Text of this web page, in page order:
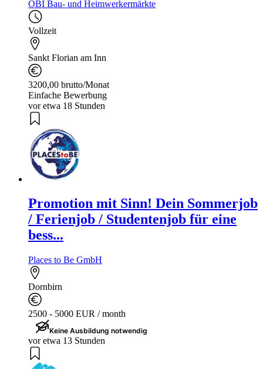
OBI Bau- und Heimwerkermärkte
Vollzeit
Sankt Florian am Inn
3200,00 brutto/Monat
Einfache Bewerbung
vor etwa 18 Stunden
Promotion mit Sinn! Dein Sommerjob
/ Ferienjob / Studentenjob für eine
bess...
Places to Be GmbH
Dornbirn
2500 - 5000 EUR / month
Keine Ausbildung notwendig
vor etwa 13 Stunden